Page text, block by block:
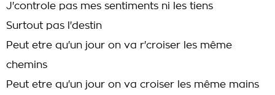
J'controle pas mes sentiments ni les tiens
Surtout pas l'destin
Peut etre qu'un jour on va r'croiser les même
chemins
Peut etre qu'un jour on va croiser les même mains